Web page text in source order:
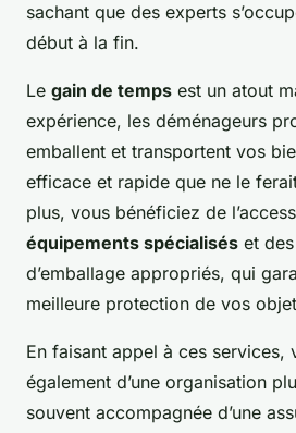
sachant que des experts
début à la fin.
Le gain de temps est un atout
expérience, les déménageurs
emballent et transportent vos
efficace et rapide que ne le
plus, vous bénéficiez de
équipements spécialisés et
d’emballage appropriés, qui
meilleure protection de vos
En faisant appel à ces services,
également d’une organisation
souvent accompagnée d’une